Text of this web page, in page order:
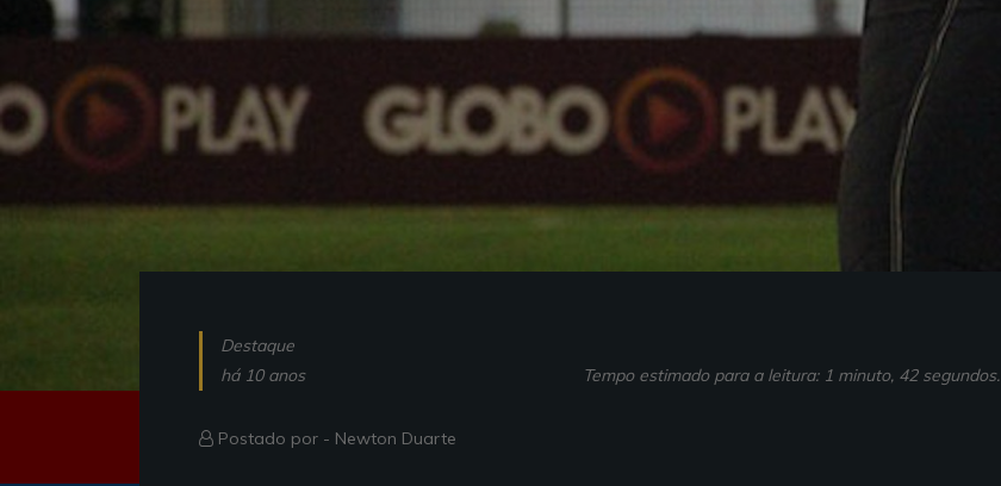
Destaque
há 10 anos
Tempo estimado para a leitura: 1 minuto, 42 segundos.
Postado por - Newton Duarte